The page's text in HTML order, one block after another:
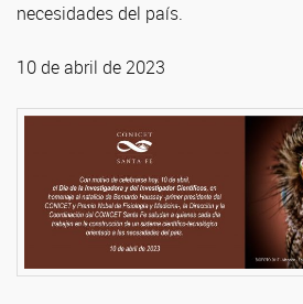
necesidades del país.
10 de abril de 2023